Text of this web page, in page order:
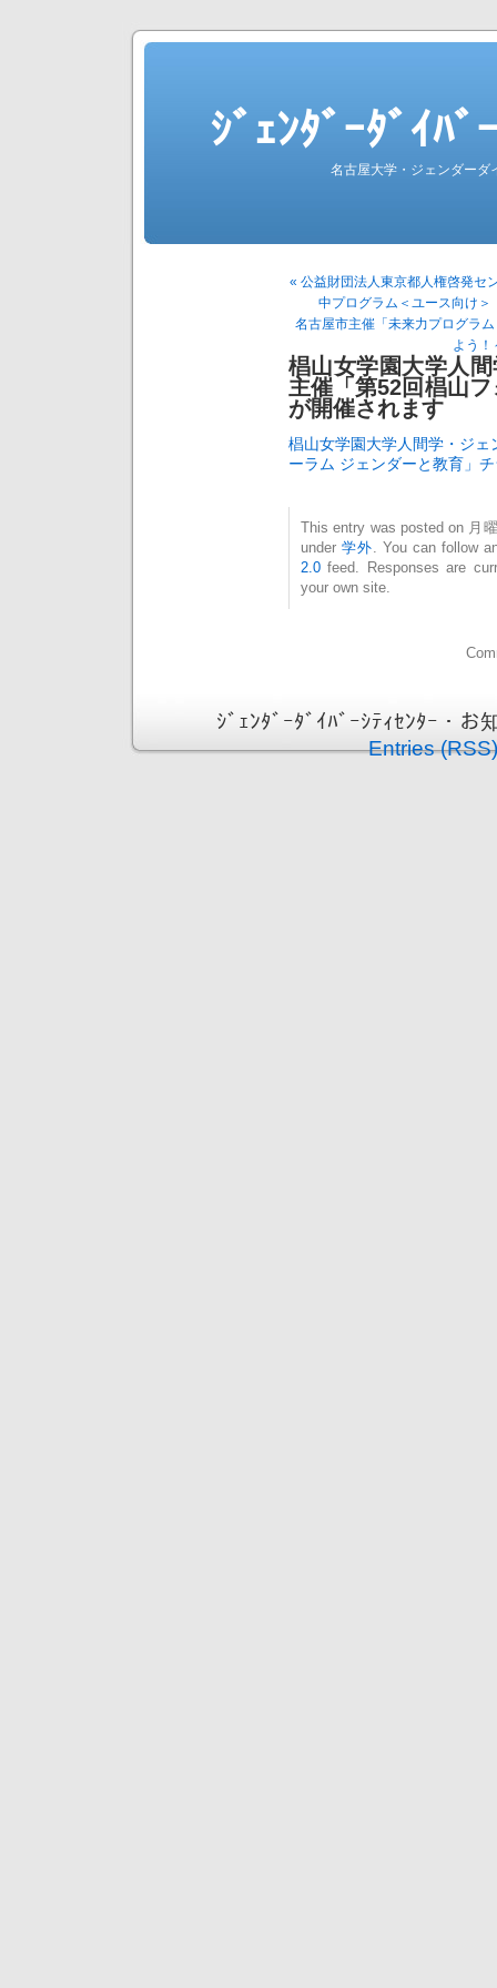
ｼﾞｪﾝﾀﾞｰﾀﾞｲﾊ
名古屋大学・ジェンダーダ
« 公益財団法人東京都人権啓発セ
中プログラム＜ユース向け
名古屋市主催「未来力プログラ
よう！
椙山女学園大学人
主催「第52回椙山
が開催されます
椙山女学園大学人間学・ジ
ーラム ジェンダーと教育」
This entry was posted on 月
under 学外 . You can follow
2.0 feed. Responses are
your own site.
ｼﾞｪﾝﾀﾞｰﾀﾞｲﾊﾞｰｼﾃｨｾﾝﾀｰ・
Entries (RSS)